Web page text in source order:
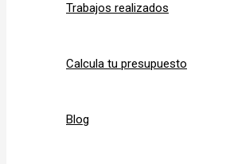
Trabajos realizados
Calcula tu presupuesto
Blog